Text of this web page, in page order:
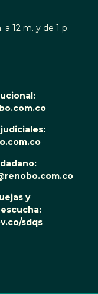
12 m. y de 1 p.
y
sdqs